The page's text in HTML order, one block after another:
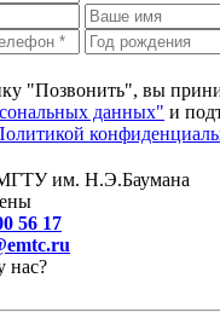
"Позвонить", вы
данных" и
56 17
нас?